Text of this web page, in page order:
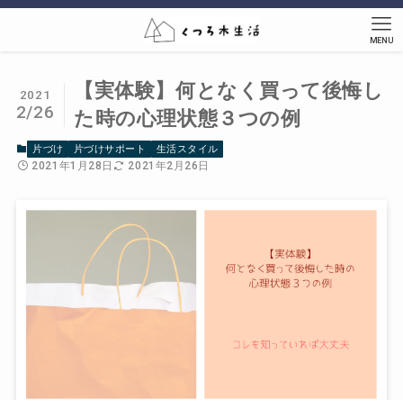
MENU
【実体験】何となく買って後悔し
た時の心理状態３つの例
2021
2/26
片づけ 片づけサポート 生活スタイル
2021年1月28日 2021年2月26日